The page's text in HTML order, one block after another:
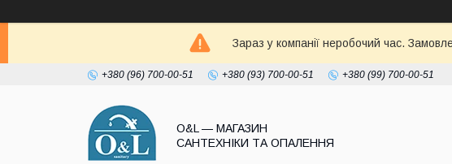
Зараз у компанії неробочий час.
+380 (96) 700-00-51 +380 (93) 700-00-51 +380 (99) 700-00-51
O&L — МАГАЗИН
САНТЕХНІКИ ТА ОПАЛЕННЯ